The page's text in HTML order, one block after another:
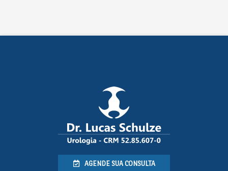
AGENDE SUA CONSULTA